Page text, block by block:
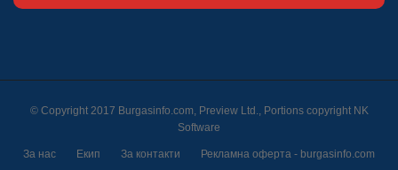
© Copyright 2017 Burgasinfo.com, Preview Ltd., Portions copyright NK
Software
За нас Екип За контакти Рекламна оферта - burgasinfo.com